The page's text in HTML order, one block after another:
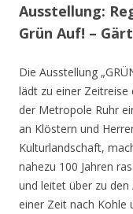
Ausstellung:
Grün Auf! –
Die Ausstellung
lädt zu einer Zeitreise
der Metropole Ruhr
an Klöstern und
Kulturlandschaft,
nahezu 100 Jahren
und leitet über zu
einer Zeit nach Kohle